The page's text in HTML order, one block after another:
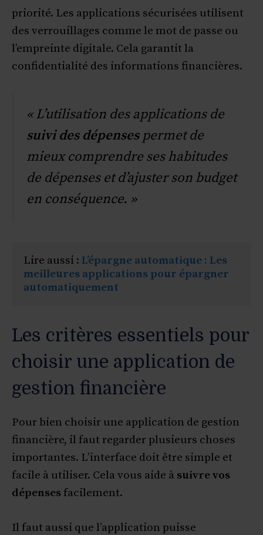
priorité. Les applications sécurisées utilisent
des verrouillages comme le mot de passe ou
l’empreinte digitale. Cela garantit la
confidentialité des informations financières.
« L’utilisation des applications de
suivi des dépensespermet de
mieux comprendre ses habitudes
de dépenses et d’ajuster son budget
en conséquence. »
Lire aussi : L’épargne automatique : Les
meilleures applications pour épargner
automatiquement
Les critères essentiels pour
choisir une application de
gestion financière
Pour bien choisir une application de gestion
financière, il faut regarder plusieurs choses
importantes. L’interface doit être simple et
facile à utiliser. Cela vous aide à suivre vos
dépensesfacilement.
Il faut aussi que l’application puisse